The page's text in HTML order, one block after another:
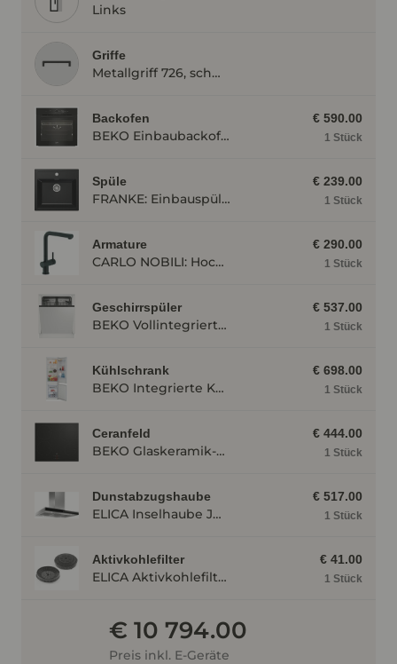
Links
Griffe
Metallgriff 726, schwarz
Backofen
BEKO Einbaubackofen BBIM174N0BE mit Hydrolyse, Schwarz BBIM174N0BE
€ 590.00
1 Stück
Spüle
FRANKE: Einbauspüle Sirius SID 610, aus Tectonite, Carbon 87516
€ 239.00
1 Stück
Armature
CARLO NOBILI: Hochdruck- Einhebelmischbatterie Live, Mischbatterie, Schwarz matt 17791
€ 290.00
1 Stück
Geschirrspüler
BEKO Vollintegrierter Geschirrspüler BDIN14N22, 4 Programme BDIN14N22
€ 537.00
1 Stück
Kühlschrank
BEKO Integrierte Kühl- Gefrierkombination BCSA285K4SN BCSA285K4SN
€ 698.00
1 Stück
Ceranfeld
BEKO Glaskeramik-Kochfeld HII 64400 MT mit Induktion, Sologerät, Rahmenlos HII64400MT
€ 444.00
1 Stück
Dunstabzugshaube
ELICA Inselhaube JOYE INSEL-A, Edelstahl / Schwarz JOYEINSELA
€ 517.00
1 Stück
Aktivkohlefilter
ELICA Aktivkohlefilter AFGALAXY
€ 41.00
1 Stück
€ 10 794.00
Preis inkl. E-Geräte